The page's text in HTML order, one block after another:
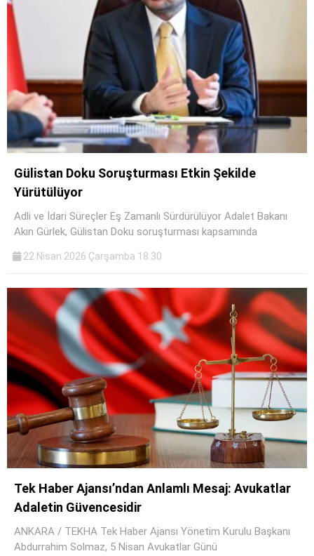
Gülistan Doku Soruşturması Etkin Şekilde
Yürütülüyor
Adli ve İdari Süreçler Eş Zamanlı Sürdürülüyor Adalet Bakanı
Akın Gürlek, Gülistan Doku soruşturması kapsamında
22 Nisan 2026 Çarşamba 18:30
Tek Haber Ajansı’ndan Anlamlı Mesaj: Avukatlar
Adaletin Güvencesidir
ANKARA / TEKHA Tek Haber Ajansı Yönetim Kurulu Başkanı
Abdurrahim Solmaz, 5 Nisan Avukatlar Günü